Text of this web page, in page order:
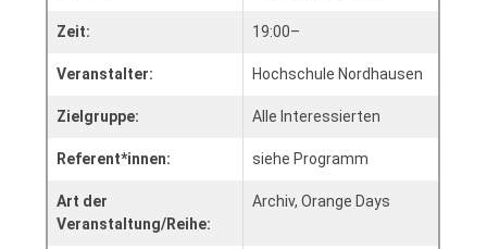
Zeit: 19:00–
Veranstalter: Hochschule Nordhausen
Zielgruppe: Alle Interessierten
Referent*innen: siehe Programm
Art der
Veranstaltung/Reihe:
Archiv, Orange Days